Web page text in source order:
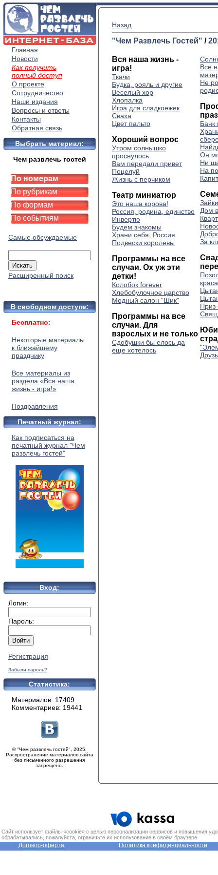
Главная
Новости
Как получить
полный доступ
О проекте
Сотрудничество
Наши издания
Вопросы и ответы
Контакты
Обратная связь
Выбрать материал:
Чем развлечь гостей
По номерам
По рубрикам
По формам
По событиям
Самые обсуждаемые
Расширенный поиск
В свободном доступе:
Бесплатно:
Некоторые материалы
к ближайшему
празднику
Все материалы из
раздела «Вся наша
жизнь - игра!»
Поздравления
Печатный журнал:
Как подписаться на
печатный журнал "Чем
развлечь гостей"
Вход:
Логин:
Пароль:
Регистрация
Забыли пароль?
Статистика:
Материалов: 17409
Комментариев: 19441
© "Чем развлечь гостей", 2025.
Распространение материалов сайта
без письменного разрешения
запрещено.
Назад
"Чем Развлечь Гостей" /
Вся наша жизнь -
игра!
Ткачи
Будка, рояль и другие
Веселый хор
Хлопалка
Игра для сладкоежек
Сваха
Цвет пальто
Хороший вопрос
Утром солнышко
проснулось
Вам передали привет
Поцелуй
Жизнь с перчиком
Театр миниатюр
Это наша корова!
Россия, родина, единство
Инвертю
Будем знакомы
Храни себя, Россия
Подвески королевы
Программы на все
случаи. Ох уж эти
детки!
Колобок forever
Хлебобулочное царство
Модный салон "Шик"
Программы на все
случаи. Для
взрослых и не только
Сдобушки бы елось да
еще хотелось
Все
Не
Банк
Он
Ни
На
Дом
За
Приз
Сайт использует файлы «cookie» с целью персонализации сервисов и повышения
обрабатывались, пожалуйста, ограничьте их использование в своём браузере.
Договор-оферта. Политика конфиденциальности.